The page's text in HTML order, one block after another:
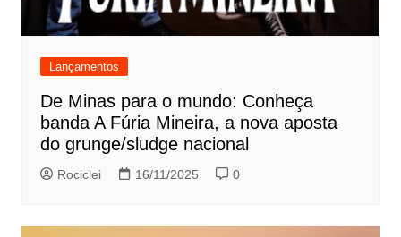
Lançamentos
De Minas para o mundo: Conheça
banda A Fúria Mineira, a nova aposta
do grunge/sludge nacional
Rociclei 16/11/2025 0